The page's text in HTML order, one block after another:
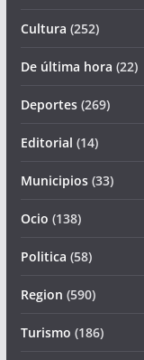
Cultura (252)
De última hora (22)
Deportes(269)
Editorial (14)
Municipios(33)
Ocio (138)
Politica (58)
Region (590)
Turismo (186)